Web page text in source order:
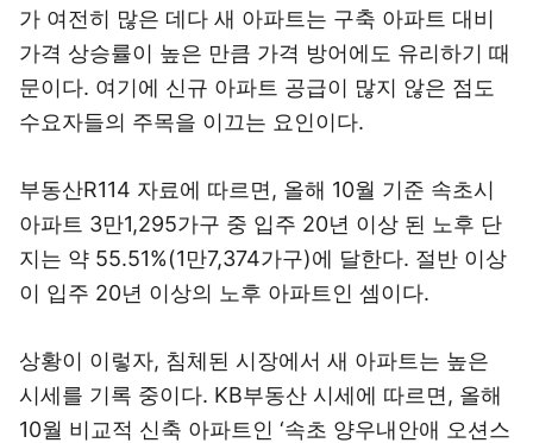
가 여전히 많은 데다 새 아파트는 구축 아파트 대비
가격 상승률이 높은 만큼 가격 방어에도 유리하기 때
문이다. 여기에 신규 아파트 공급이 많지 않은 점도
수요자들의 주목을 이끄는 요인이다.
부동산R114 자료에 따르면, 올해 10월 기준 속초시
아파트 3만1,295가구 중 입주 20년 이상 된 노후 단
지는 약 55.51%(1만7,374가구)에 달한다. 절반 이상
이 입주 20년 이상의 노후 아파트인 셈이다.
상황이 이렇자, 침체된 시장에서 새 아파트는 높은
시세를 기록 중이다. KB부동산 시세에 따르면, 올해
10월 비교적 신축 아파트인 ‘속초 양우내안애 오션스